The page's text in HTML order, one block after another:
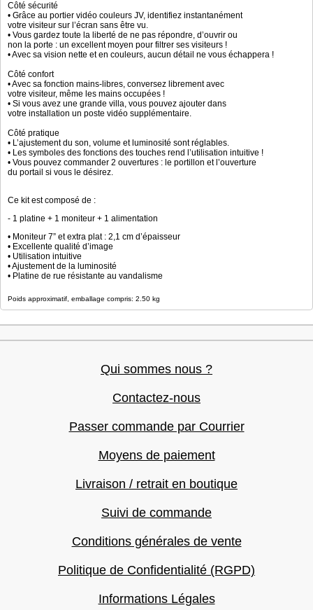
Côté sécurité
• Grâce au portier vidéo couleurs JV, identifiez instantanément
votre visiteur sur l’écran sans être vu.
• Vous gardez toute la liberté de ne pas répondre, d’ouvrir ou
non la porte : un excellent moyen pour filtrer ses visiteurs !
• Avec sa vision nette et en couleurs, aucun détail ne vous échappera !
Côté confort
• Avec sa fonction mains-libres, conversez librement avec
votre visiteur, même les mains occupées !
• Si vous avez une grande villa, vous pouvez ajouter dans
votre installation un poste vidéo supplémentaire.
Côté pratique
• L’ajustement du son, volume et luminosité sont réglables.
• Les symboles des fonctions des touches rend l’utilisation intuitive !
• Vous pouvez commander 2 ouvertures : le portillon et l’ouverture
du portail si vous le désirez.
Ce kit est composé de :
- 1 platine + 1 moniteur + 1 alimentation
• Moniteur 7” et extra plat : 2,1 cm d’épaisseur
• Excellente qualité d’image
• Utilisation intuitive
• Ajustement de la luminosité
• Platine de rue résistante au vandalisme
Poids approximatif, emballage compris: 2.50 kg
Qui sommes nous ?
Contactez-nous
Passer commande par Courrier
Moyens de paiement
Livraison / retrait en boutique
Suivi de commande
Conditions générales de vente
Politique de Confidentialité (RGPD)
Informations Légales